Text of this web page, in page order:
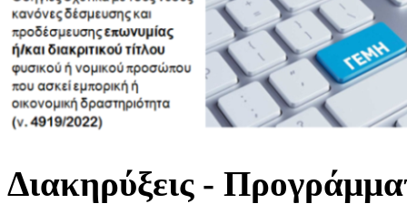
Διακηρύξεις -